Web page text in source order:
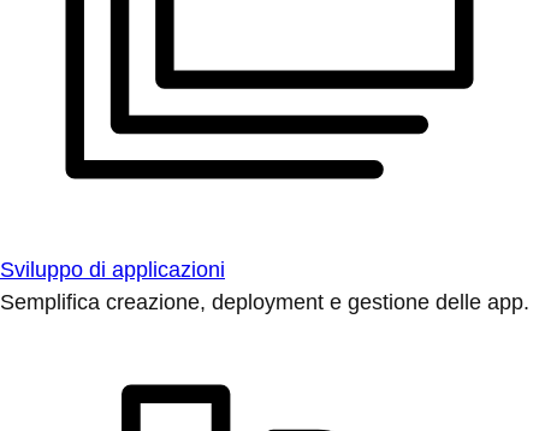
Sviluppo di applicazioni
Semplifica creazione, deployment e gestione delle app.